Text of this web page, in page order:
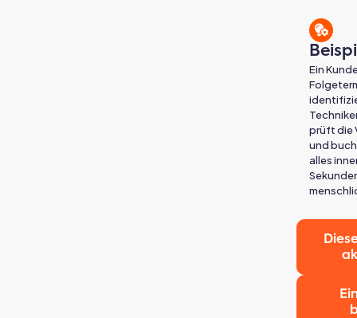
Ein
prüft die
und
alles